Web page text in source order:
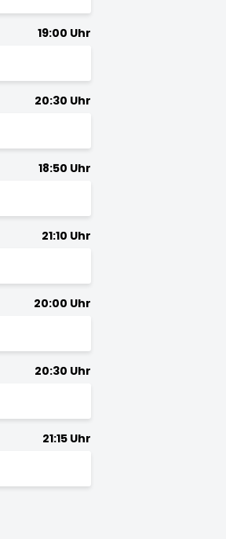
19:00 Uhr
20:30 Uhr
18:50 Uhr
21:10 Uhr
20:00 Uhr
20:30 Uhr
21:15 Uhr